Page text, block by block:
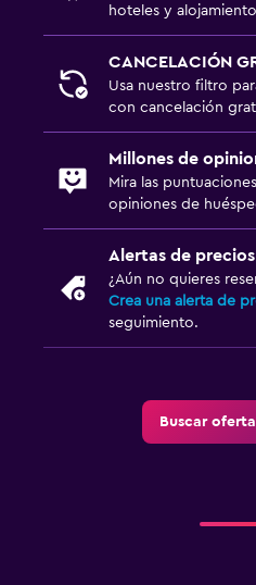
hoteles y
CANCELACIÓN
Usa nuestro filtro
con cancelación
Millones de
Mira las
opiniones de
Alertas de precios
¿Aún no quieres
Crea una alerta de
seguimiento.
Buscar